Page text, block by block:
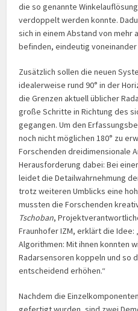
die so genannte
verdoppelt werden konnte.
sich in einem Abstand von mehr
befinden, eindeutig
Zusätzlich sollen die neuen
idealer­weise rund 90° in der
die Grenzen aktuell üblicher
große Schritte in Richtung des
gegangen. Um den
noch nicht möglichen 180° zu
Forschenden drei­dimensionale
Herausforderung dabei: Bei
leidet die Detail­wahrnehmung
trotz weiteren Umblicks eine
mussten die Forschenden
Tschoban,
Fraunhofer IZM, erklärt die Idee:
Algorithmen: Mit ihnen konnten
Radar­sensoren koppeln und so
entscheidend erhöhen.“
Nachdem die